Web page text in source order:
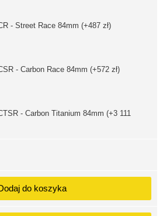
- Street Race 84mm (+487 zł)
- Carbon Race 84mm (+572 zł)
- Carbon Titanium 84mm (+3 111
do koszyka